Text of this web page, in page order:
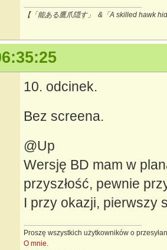
【「能ある鷹爪隠す」 &「A skilled hawk
10. odcinek.
Bez screena.
@Up
Wersję BD mam w
przyszłość, pewnie
I przy okazji, pierwszy
Proszę wszystkich użytkowników o
O mnie.